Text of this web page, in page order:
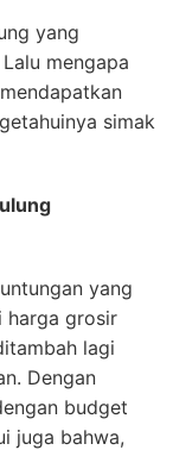
yang
mengapa
simak
yang
harga grosir
lagi
Dengan
budget
juga bahwa,